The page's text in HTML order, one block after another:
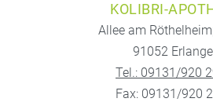
KOLIBRI-
Allee am
91052
Tel.: 09131/920
Fax: 09131/920